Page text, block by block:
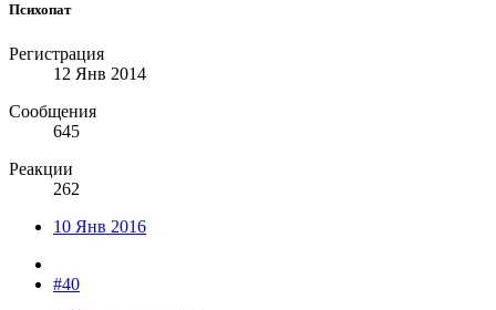
Психопат
Регистрация
12 Янв 2014
Сообщения
645
Реакции
262
10 Янв 2016
#40